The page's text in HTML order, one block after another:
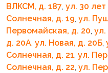
ВЛКСМ, д. 187, ул. 30
Солнечная, д. 19, ул.
Первомайская, д. 20,
д. 20А, ул. Новая, д. 20Б,
Солнечная, д. 21, ул.
Солнечная, д. 22, ул.